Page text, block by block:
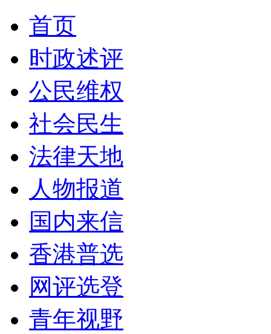
首页
时政述评
公民维权
社会民生
法律天地
人物报道
国内来信
香港普选
网评选登
青年视野